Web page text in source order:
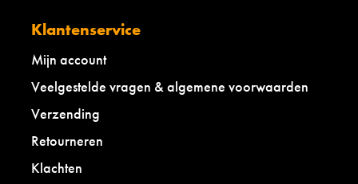
Klantenservice
Mijn account
Veelgestelde vragen & algemene voorwaarden
Verzending
Retourneren
Klachten